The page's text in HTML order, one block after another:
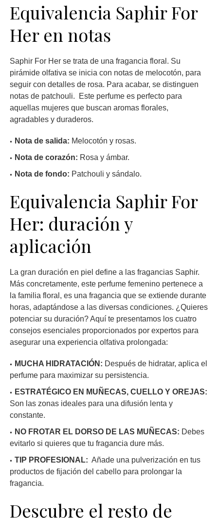
Equivalencia Saphir For
Her en notas
Saphir For Her se trata de una fragancia floral. Su
pirámide olfativa se inicia con notas de melocotón, para
seguir con detalles de rosa. Para acabar, se distinguen
notas de patchouli. Este perfume es perfecto para
aquellas mujeres que buscan aromas florales,
agradables y duraderos.
Nota de salida: Melocotón y rosas.
Nota de corazón: Rosa y ámbar.
Nota de fondo: Patchouli y sándalo.
Equivalencia Saphir For
Her: duración y
aplicación
La gran duración en piel define a las fragancias Saphir.
Más concretamente, este perfume femenino pertenece a
la familia floral, es una fragancia que se extiende durante
horas, adaptándose a las diversas condiciones. ¿Quieres
potenciar su duración? Aquí te presentamos los cuatro
consejos esenciales proporcionados por expertos para
asegurar una experiencia olfativa prolongada:
MUCHA HIDRATACIÓN: Después de hidratar, aplica el
perfume para maximizar su persistencia.
ESTRATÉGICO EN MUÑECAS, CUELLO Y OREJAS:
Son las zonas ideales para una difusión lenta y
constante.
NO FROTAR EL DORSO DE LAS MUÑECAS: Debes
evitarlo si quieres que tu fragancia dure más.
TIP PROFESIONAL: Añade una pulverización en tus
productos de fijación del cabello para prolongar la
fragancia.
Descubre el resto de